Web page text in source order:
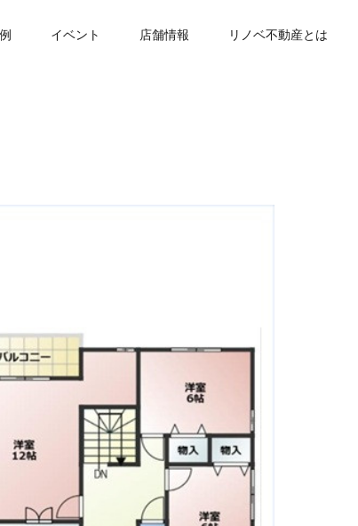
イベント 店舗情報 リノベ不動産とは